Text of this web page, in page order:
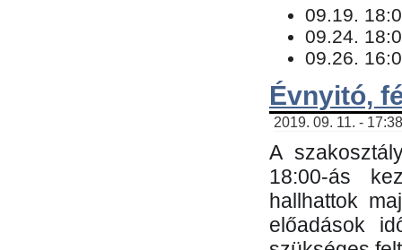
09.19.
09.24.
09.26.
Évnyitó,
2019. 09. 11. -
A
18:00-ás
hallhattok
előadások